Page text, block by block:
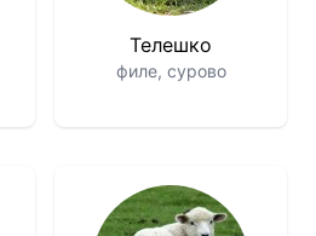
Телешко
филе, сурово